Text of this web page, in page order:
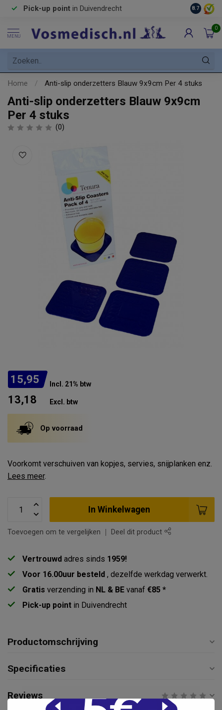
Pick-up point in Duivendrecht 8.7
MENU
0
Home / Anti-slip onderzetters Blauw 9x9cm Per 4 stuks
Anti-slip onderzetters Blauw 9x9cm
Per 4 stuks
(0)
15,95 Incl. 21% btw
13,18 Excl. btw
Op voorraad
Voorkomt verschuiven van kopjes, servies, snijplanken enz.
Lees meer.
In Winkelwagen
Toevoegen om te vergelijken Deel dit product
Vertrouwd adres sinds 1959!
Voor 16.00uur besteld , dezelfde werkdag verwerkt.
Gratis verzending in NL & BE vanaf €85 *
Pick-up point in Duivendrecht
Productomschrijving
Specificaties
Reviews